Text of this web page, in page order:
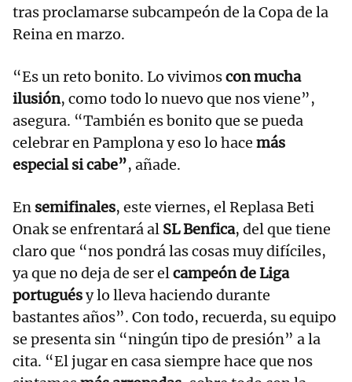
tras proclamarse subcampeón de la Copa de la
Reina en marzo.
“Es un reto bonito. Lo vivimoscon mucha
ilusión, como todo lo nuevo que nos viene”,
asegura. “También es bonito que se pueda
celebrar en Pamplona y eso lo hace más
especial si cabe”, añade.
En semifinales, este viernes, el Replasa Beti
Onak se enfrentará al SL Benfica, del que tiene
claro que “nos pondrá las cosas muy difíciles,
ya que no deja de ser elcampeón de Liga
portuguésy lo lleva haciendo durante
bastantes años”. Con todo, recuerda, su equipo
se presenta sin “ningún tipo de presión” a la
cita. “El jugar en casa siempre hace que nos